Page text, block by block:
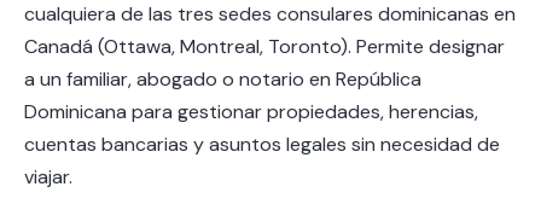
cualquiera de las tres sedes consulares dominicanas en
Canadá (Ottawa, Montreal, Toronto). Permite designar
a un familiar, abogado o notario en República
Dominicana para gestionar propiedades, herencias,
cuentas bancarias y asuntos legales sin necesidad de
viajar.